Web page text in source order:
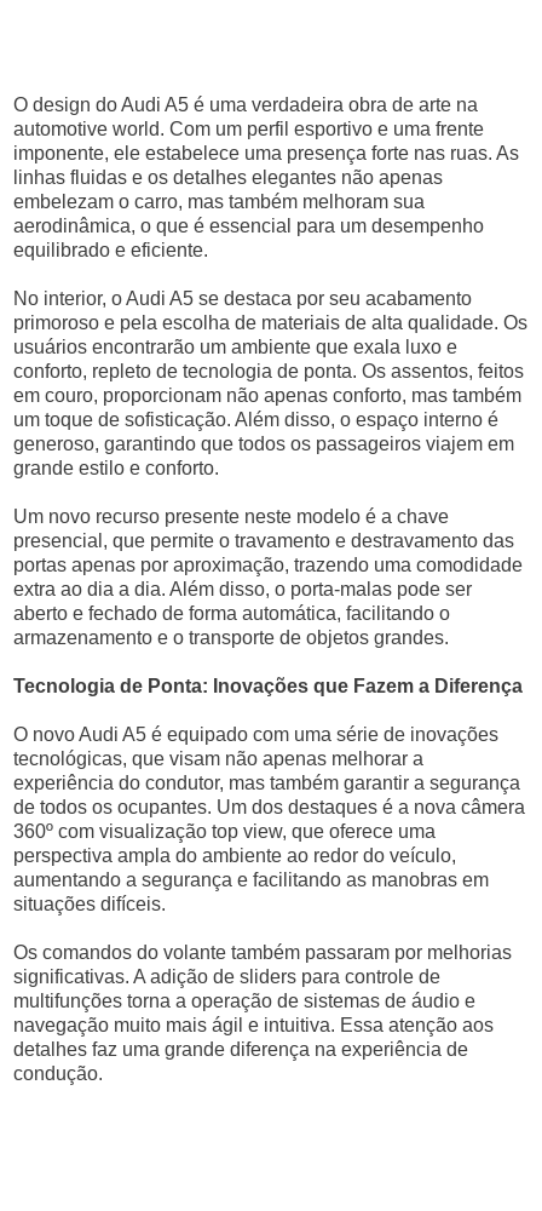
O design do Audi A5 é uma verdadeira obra de arte na
automotive world. Com um perfil esportivo e uma frente
imponente, ele estabelece uma presença forte nas ruas. As
linhas fluidas e os detalhes elegantes não apenas
embelezam o carro, mas também melhoram sua
aerodinâmica, o que é essencial para um desempenho
equilibrado e eficiente.
No interior, o Audi A5 se destaca por seu acabamento
primoroso e pela escolha de materiais de alta qualidade. Os
usuários encontrarão um ambiente que exala luxo e
conforto, repleto de tecnologia de ponta. Os assentos, feitos
em couro, proporcionam não apenas conforto, mas também
um toque de sofisticação. Além disso, o espaço interno é
generoso, garantindo que todos os passageiros viajem em
grande estilo e conforto.
Um novo recurso presente neste modelo é a chave
presencial, que permite o travamento e destravamento das
portas apenas por aproximação, trazendo uma comodidade
extra ao dia a dia. Além disso, o porta-malas pode ser
aberto e fechado de forma automática, facilitando o
armazenamento e o transporte de objetos grandes.
Tecnologia de Ponta: Inovações que Fazem a Diferença
O novo Audi A5 é equipado com uma série de inovações
tecnológicas, que visam não apenas melhorar a
experiência do condutor, mas também garantir a segurança
de todos os ocupantes. Um dos destaques é a nova câmera
360º com visualização top view, que oferece uma
perspectiva ampla do ambiente ao redor do veículo,
aumentando a segurança e facilitando as manobras em
situações difíceis.
Os comandos do volante também passaram por melhorias
significativas. A adição de sliders para controle de
multifunções torna a operação de sistemas de áudio e
navegação muito mais ágil e intuitiva. Essa atenção aos
detalhes faz uma grande diferença na experiência de
condução.